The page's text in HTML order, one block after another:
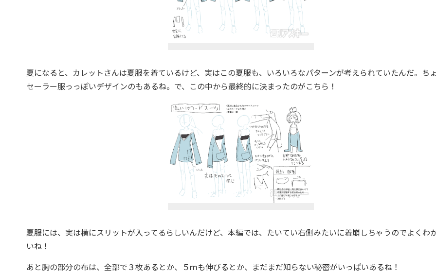
夏になると、カレットさんは夏服を着ているけど、実はこの夏服も、いろいろなパターンが考えられていたんだ。ち
セーラー服っっぽいデザインのもあるね。で、この中から最終的に決まったのがこちら！
夏服には、実は横にスリットが入ってるらしいんだけど、本編では、たいてい右側みたいに着崩しちゃうのでよくわ
いね！
あと胸の部分の布は、全部で３枚あるとか、５ｍも伸びるとか、まだまだ知らない秘密がいっぱいあるね！